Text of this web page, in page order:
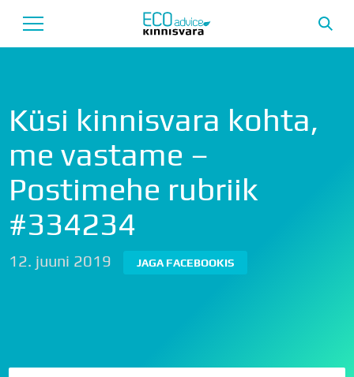
Uusarendused
Tutvustus
Teenused
Meeskond
Küsi kinnisvara kohta,
me vastame –
Postimehe rubriik
#334234
12. juuni 2019 JAGA FACEBOOKIS